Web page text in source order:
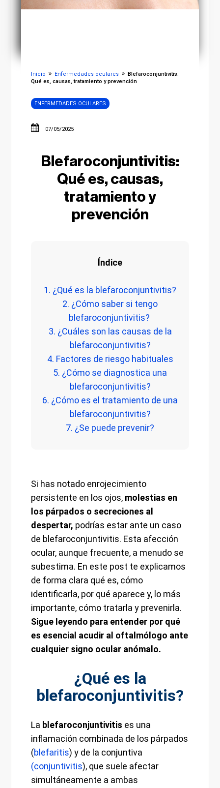
Inicio Enfermedades oculares
Blefaroconjuntivitis:
Qué es, causas, tratamiento y prevención
ENFERMEDADES OCULARES
07/05/2025
Blefaroconjuntivitis:
Qué es, causas,
tratamiento y
prevención
Índice
1. ¿Qué es la blefaroconjuntivitis?
2. ¿Cómo saber si tengo
blefaroconjuntivitis?
3. ¿Cuáles son las causas de la
blefaroconjuntivitis?
4. Factores de riesgo habituales
5. ¿Cómo se diagnostica una
blefaroconjuntivitis?
6. ¿Cómo es el tratamiento de una
blefaroconjuntivitis?
7. ¿Se puede prevenir?
Si has notado enrojecimiento
persistente en los ojos, molestias en
los párpados o secreciones al
despertar, podrías estar ante un caso
de blefaroconjuntivitis. Esta afección
ocular, aunque frecuente, a menudo se
subestima. En este post te explicamos
de forma clara qué es, cómo
identificarla, por qué aparece y, lo más
importante, cómo tratarla y prevenirla.
Sigue leyendo para entender por qué
es esencial acudir al oftalmólogo ante
cualquier signo ocular anómalo.
¿Qué es la
blefaroconjuntivitis?
La blefaroconjuntivitis es una
inflamación combinada de los párpados
(blefaritis) y de la conjuntiva
(conjuntivitis), que suele afectar
simultáneamente a ambas